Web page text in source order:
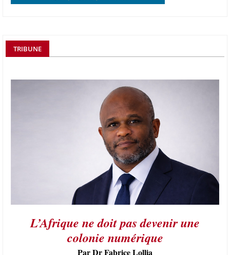
TRIBUNE
L’Afrique ne doit pas devenir une
colonie numérique
Par Dr Fabrice Lollia